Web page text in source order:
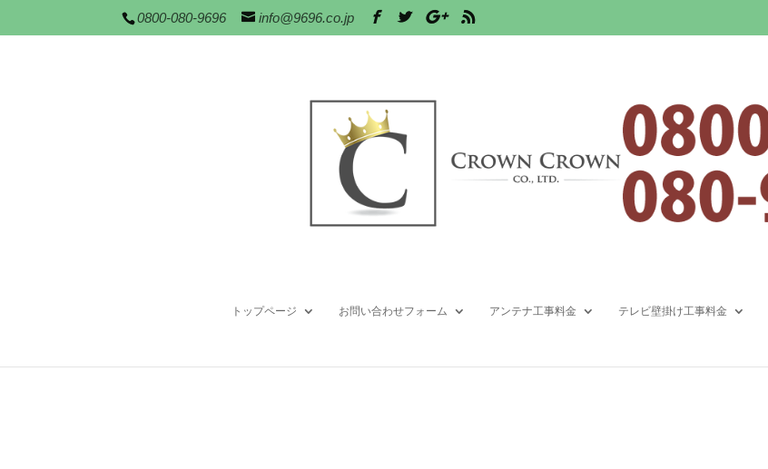
0800-080-9696 info@9696.co.jp
トップページ お問い合わせフォーム アンテナ工事料金 テレビ壁掛け工事料金
たまには仕事の話ではなく会社の話です
この記事は移動しました